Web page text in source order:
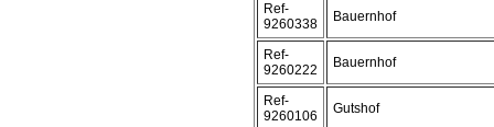
Ref-
9260338
Bauernhof
Ref-
9260222
Bauernhof
Ref-
9260106
Gutshof